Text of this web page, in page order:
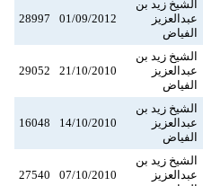
الشيخ زيد بن
عبدالعزيز
الفياض
01/09/2012
28997
الشيخ زيد بن
عبدالعزيز
الفياض
21/10/2010
29052
الشيخ زيد بن
عبدالعزيز
الفياض
14/10/2010
16048
الشيخ زيد بن
عبدالعزيز
07/10/2010
27540